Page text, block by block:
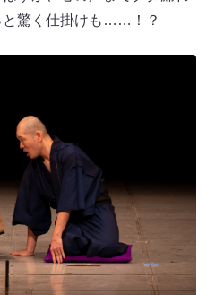
と驚く仕掛けも……！？